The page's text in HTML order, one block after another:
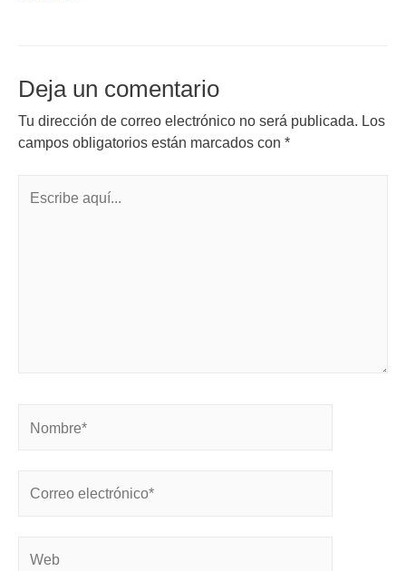
Deja un comentario
Tu dirección de correo electrónico no será publicada. Los
campos obligatorios están marcados con *